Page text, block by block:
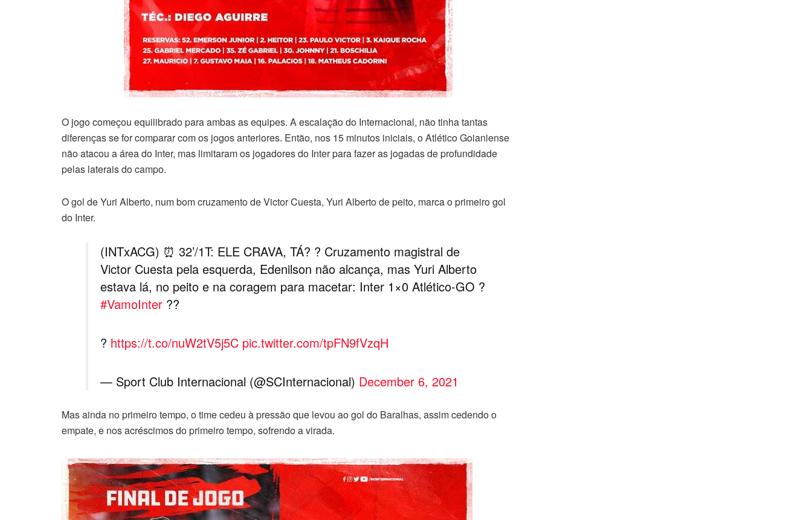
O jogo começou equilibrado para ambas as equipes. A escalação do Internacional, não tinha tantas
diferenças se for comparar com os jogos anteriores. Então, nos 15 minutos iniciais, o Atlético Goianiense
não atacou a área do Inter, mas limitaram os jogadores do Inter para fazer as jogadas de profundidade
pelas laterais do campo.
O gol de Yuri Alberto, num bom cruzamento de Victor Cuesta, Yuri Alberto de peito, marca o primeiro gol
do Inter.
(INTxACG) ⏰ 32’/1T: ELE CRAVA, TÁ? ? Cruzamento magistral de
Victor Cuesta pela esquerda, Edenilson não alcança, mas Yuri Alberto
estava lá, no peito e na coragem para macetar: Inter 1×0 Atlético-GO ?
#VamoInter ??
? https://t.co/nuW2tV5j5C pic.twitter.com/tpFN9fVzqH
— Sport Club Internacional (@SCInternacional) December 6, 2021
Mas ainda no primeiro tempo, o time cedeu à pressão que levou ao gol do Baralhas, assim cedendo o
empate, e nos acréscimos do primeiro tempo, sofrendo a virada.